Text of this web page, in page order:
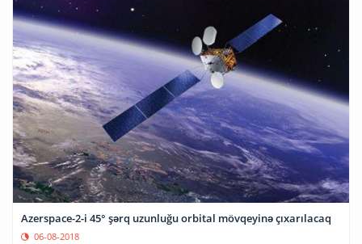
Azerspace-2-i 45° şərq uzunluğu orbital mövqeyinə çıxarılacaq
06-08-2018